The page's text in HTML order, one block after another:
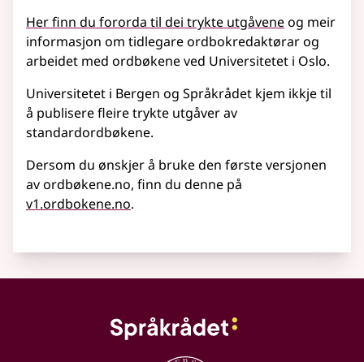
Her finn du fororda til dei trykte utgåveneog meir
informasjon om tidlegare ordbokredaktørar og
arbeidet med ordbøkene ved Universitetet i Oslo.
Universitetet i Bergen og Språkrådet kjem ikkje til
å publisere fleire trykte utgåver av
standardordbøkene.
Dersom du ønskjer å bruke den første versjonen
av ordbøkene.no, finn du denne på
v1.ordbokene.no.